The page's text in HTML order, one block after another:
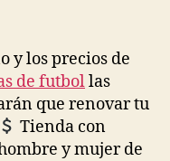
y los precios de
de futbollas
que renovar tu
Tienda con
y mujer de